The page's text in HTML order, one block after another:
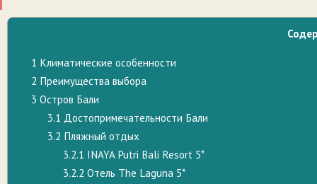
1 Климатические особенности
2 Преимущества выбора
3 Остров Бали
3.1 Достопримечательности Бали
3.2 Пляжный отдых
3.2.1 INAYA Putri Bali Resort 5*
3.2.2 Отель Тhe Laguna 5*